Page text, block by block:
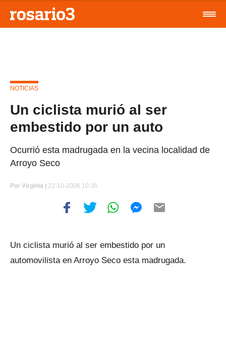
NOTICIAS
Un ciclista murió al ser
embestido por un auto
Ocurrió esta madrugada en la vecina localidad de
Arroyo Seco
Por Virginia | 22-10-2006 10:36
Un ciclista murió al ser embestido por un
automovilista en Arroyo Seco esta madrugada.